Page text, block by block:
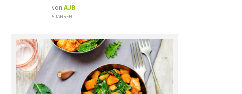
von AJB
5 JAHREN